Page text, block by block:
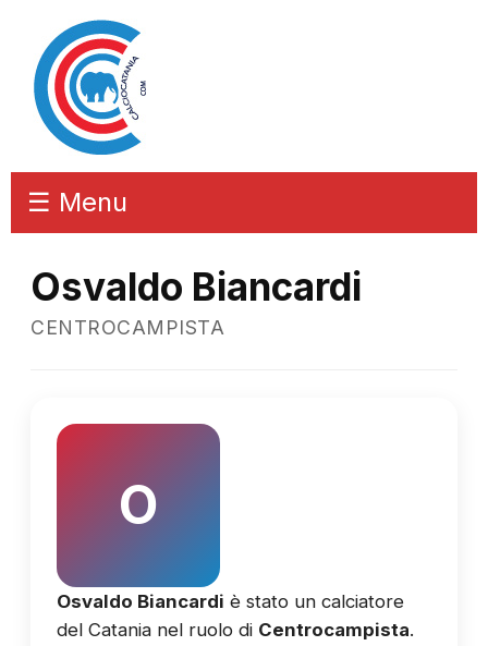
☰ Menu
Osvaldo Biancardi
CENTROCAMPISTA
O
Osvaldo Biancardi è stato un calciatore
del Catania nel ruolo di Centrocampista.